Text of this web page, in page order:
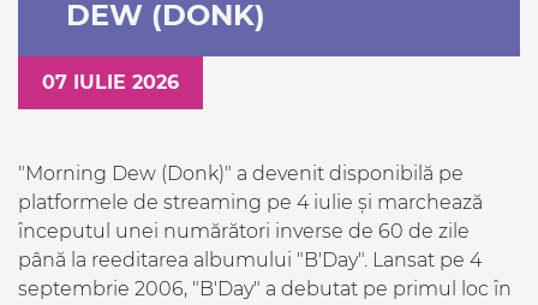
DEW (DONK)
07 IULIE 2026
"Morning Dew (Donk)" a devenit disponibilă pe
platformele de streaming pe 4 iulie și marchează
începutul unei numărători inverse de 60 de zile
până la reeditarea albumului "B'Day". Lansat pe 4
septembrie 2006, "B'Day" a debutat pe primul loc în